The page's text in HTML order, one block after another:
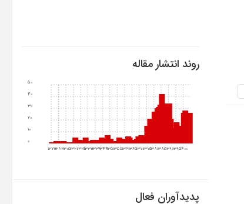
روند انتشار مقاله
1273128213051320132513331339134413501355136013651370137513801385139013951400
0
10
20
30
40
50
پدیدآوران فعال